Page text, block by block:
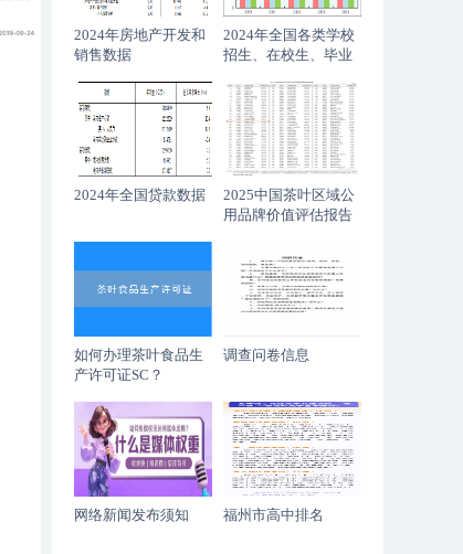
2024年房地产开发和
销售数据
2024年全国各类学校
招生、在校生、毕业
2024年全国贷款数据
2025中国茶叶区域公
用品牌价值评估报告
如何办理茶叶食品生
产许可证SC？
调查问卷信息
网络新闻发布须知 福州市高中排名